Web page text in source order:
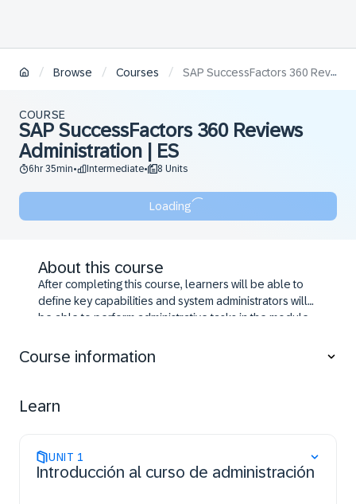
/ Browse / Courses / SAP SuccessFactors 360 Reviews Administration | ES
COURSE
SAP SuccessFactors 360 Reviews
Administration | ES
6hr 35min• Intermediate• 8 Units
Loading
About this course
After completing this course, learners will be able to
define key capabilities and system administrators will
be able to perform administrative tasks in the module.
Course information
Learn
UNIT 1
Introducción al curso de administración